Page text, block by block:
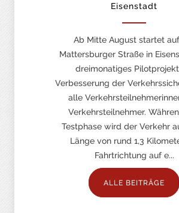
Eisenstadt
Ab Mitte August startet
Mattersburger Straße in
dreimonatiges
Verbesserung der
alle
Verkehrsteilnehmer.
Testphase wird der Verkehr
Länge von rund 1,3
Fahrtrichtung auf e...
ALLE BEITRÄGE